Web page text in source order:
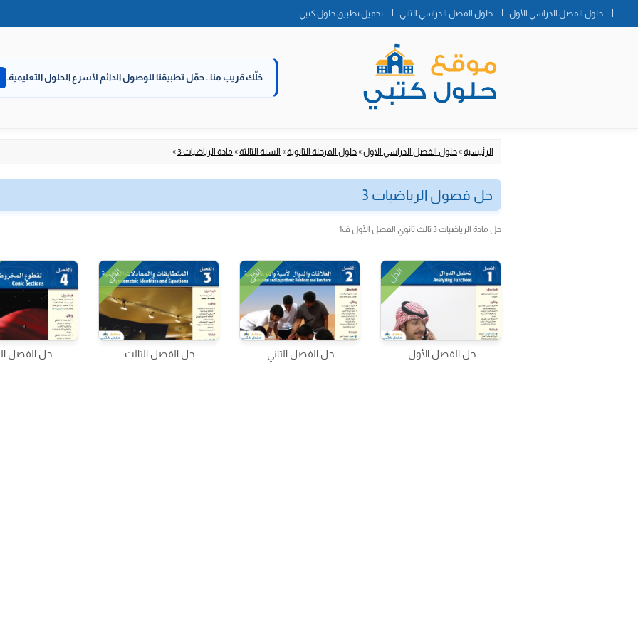
حلول الفصل الدراسي الأول حلول الفصل الدراسي الثاني تحميل تطبيق حلول كتبي
خلّك قريب منا.. حمّل تطبيقنا للوصول الدائم لأسرع الحلول التعليمية.
الرئيسية»حلول الفصل الدراسي الاول»حلول المرحلة الثانوية» السنة الثالثة» مادة الرياضيات 3 »
حل فصول الرياضيات 3
حل مادة الرياضيات 3 ثالث ثانوي الفصل الأول ف1
الحل
حل الفصل الأول
الحل
حل الفصل الثاني
الحل
حل الفصل الثالث حل الفصل